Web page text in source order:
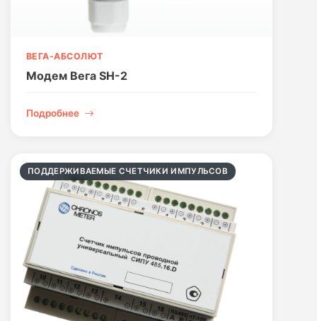
ВЕГА-АБСОЛЮТ
Модем Вега SH-2
Подробнее
ПОДДЕРЖИВАЕМЫЕ СЧЕТЧИКИ ИМПУЛЬСОВ